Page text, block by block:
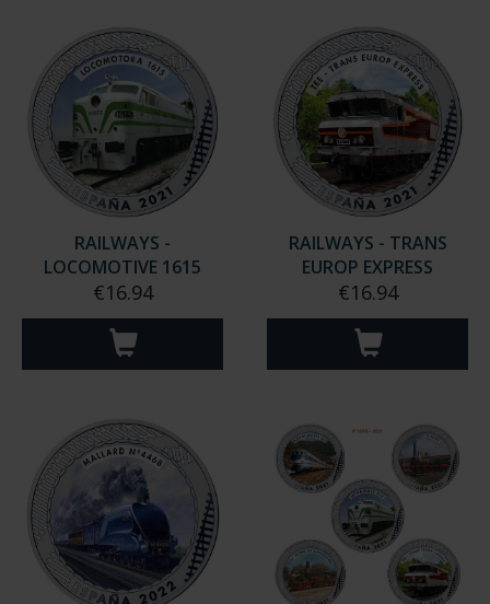
RAILWAYS -
LOCOMOTIVE 1615
€16.94
RAILWAYS - TRANS
EUROP EXPRESS
€16.94